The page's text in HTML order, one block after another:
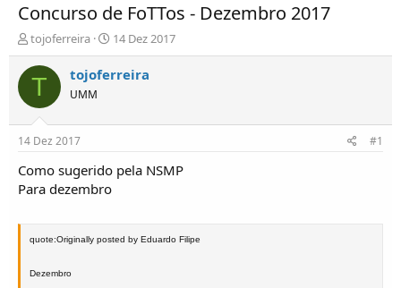
Concurso de FoTTos - Dezembro 2017
I
n
i
c
i
d
o
r
e
p
c
tojoferreira
D
a
t
14 Dez 2017
T tojoferreira
UMM
14 Dez 2017 #1
Como sugerido pela NSMP
Para dezembro
quote:Originally posted by Eduardo Filipe
Dezembro